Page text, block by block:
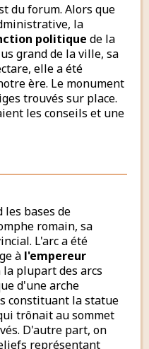
du forum. Alors que
la
politique de la
grand de la ville, sa
elle a été
ère. Le monument
trouvés sur place.
les conseils et une
bases de
romain, sa
L'arc a été
à l'empereur
plupart des arcs
d'une arche
constituant la statue
trônait au sommet
D'autre part, on
représentant